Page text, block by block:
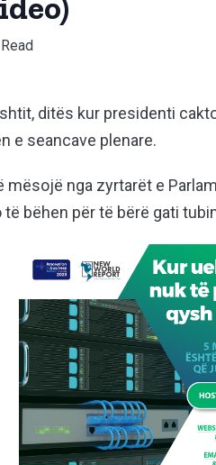
ditës kur presidenti
e seancave plenare.
mësojë nga zyrtarët e
të bëhen për të bërë gati